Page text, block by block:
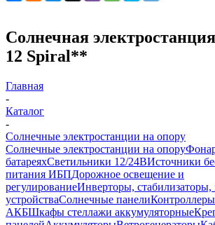
Солнечная
12 Spiral**
Главная
-
Каталог
-
Солнечные электростанции на опору
Солнечные электростанции на опору
батареяхСветильники 12/24ВИсточники
питания ИБПДорожное освещение и
регулированиеИнверторы, стабилизаторы,
устройстваСолнечные панелиКонтроллеры
АКБШкафы стеллажи аккумуляторные